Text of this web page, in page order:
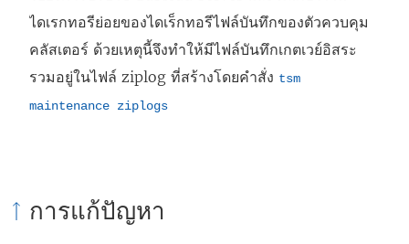
ไดเรกทอรีย่อยของไดเร็กทอรีไฟล์บันทึกของตัวควบคุม
คลัสเตอร์ ด้วยเหตุนี้จึงทำให้มีไฟล์บันทึกเกตเวย์อิสระ
รวมอยู่ในไฟล์ ziplog ที่สร้างโดยคำสั่ง tsm
maintenance ziplogs
การแก้ปัญหา